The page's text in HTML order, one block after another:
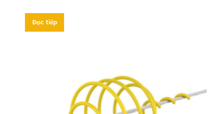
Đọc tiếp